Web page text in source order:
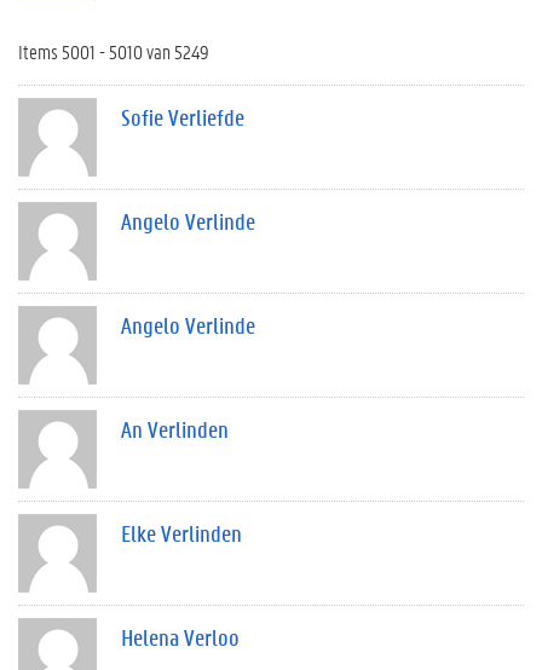
Items 5001 - 5010 van 5249
Sofie Verliefde
Angelo Verlinde
Angelo Verlinde
An Verlinden
Elke Verlinden
Helena Verloo